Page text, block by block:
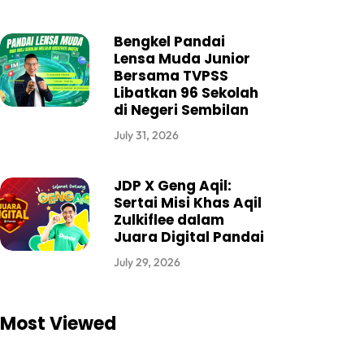
Bengkel Pandai
Lensa Muda Junior
Bersama TVPSS
Libatkan 96 Sekolah
di Negeri Sembilan
July 31, 2026
JDP X Geng Aqil:
Sertai Misi Khas Aqil
Zulkiflee dalam
Juara Digital Pandai
July 29, 2026
Most Viewed